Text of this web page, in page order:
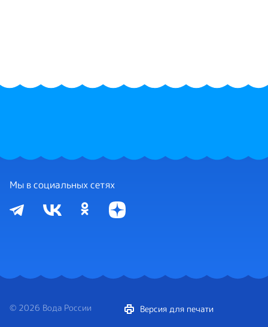
Мы в социальных сетях
© 2026 Вода России Версия для печати